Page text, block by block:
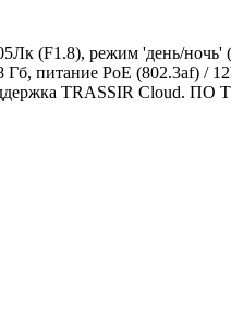
(F1.8), режим 'день/
питание PoE (802.3af) /
TRASSIR Cloud. ПО